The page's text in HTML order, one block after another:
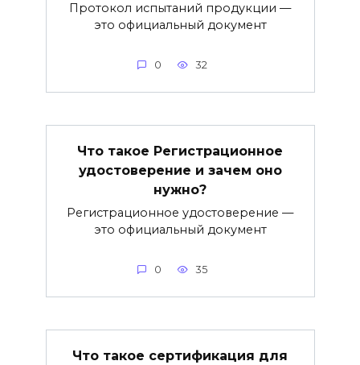
Протокол испытаний продукции —
это официальный документ
0 32
Что такое Регистрационное
удостоверение и зачем оно
нужно?
Регистрационное удостоверение —
это официальный документ
0 35
Что такое сертификация для